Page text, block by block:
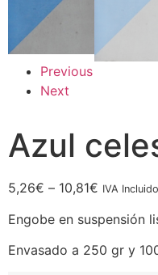
Previous
Next
Azul
5,26€ – 10,81€ IVA Incluido
Engobe en suspensión
Envasado a 250 gr y